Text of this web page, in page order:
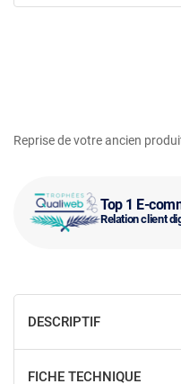
Top 1 E-
Relation client
Reprise de votre ancien
DESCRIPTIF
FICHE TECHNIQUE